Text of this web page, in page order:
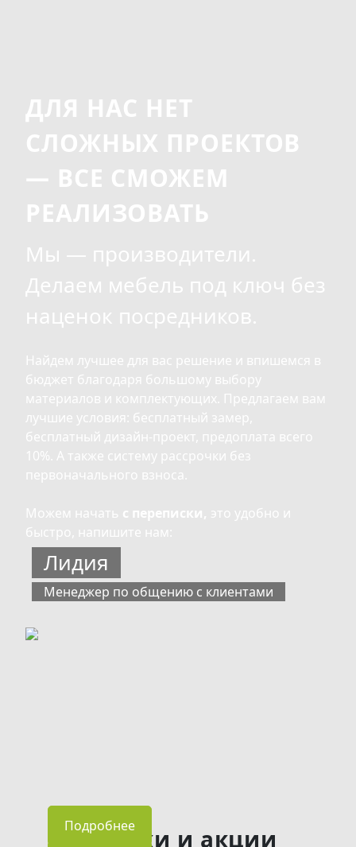
ДЛЯ НАС НЕТ
СЛОЖНЫХ ПРОЕКТОВ
— ВСЕ СМОЖЕМ
РЕАЛИЗОВАТЬ
Мы — производители.
Делаем мебель под ключ без
наценок посредников.
Найдем лучшее для вас решение и впишемся в
бюджет благодаря большому выбору
материалов и комплектующих. Предлагаем вам
лучшие условия: бесплатный замер,
бесплатный дизайн-проект, предоплата всего
10%. А также систему рассрочки без
первоначального взноса.
Можем начать с переписки, это удобно и
быстро, напишите нам:
Лидия
Менеджер по общению с клиентами
Скидки и акции
Подробнее